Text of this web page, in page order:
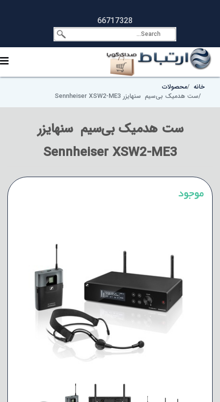
66717328
خانه
محصولات
ست هدمیک بی‌سیم سنهایزر Sennheiser XSW2-ME3
ست هدمیک بی‌سیم سنهایزر
Sennheiser XSW2-ME3